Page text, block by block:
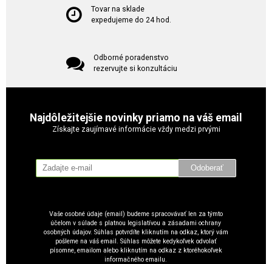
Tovar na sklade
expedujeme do 24 hod.
Odborné poradenstvo
rezervujte si konzultáciu
Najdôležitejšie novinky priamo na váš email
Získajte zaujímavé informácie vždy medzi prvými
Odoberať
Vaše osobné údaje (email) budeme spracovávať len za týmto
účelom v súlade s platnou legislatívou a zásadami ochrany
osobných údajov. Súhlas potvrdíte kliknutím na odkaz, ktorý vám
pošleme na váš email. Súhlas môžete kedykoľvek odvolať
písomne, emailom alebo kliknutím na odkaz z ktoréhokoľvek
informačného emailu.